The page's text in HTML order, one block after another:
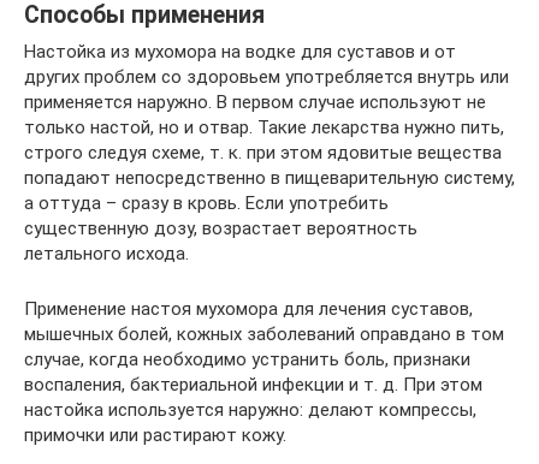
Способы применения
Настойка из мухомора на водке для суставов и от
других проблем со здоровьем употребляется внутрь или
применяется наружно. В первом случае используют не
только настой, но и отвар. Такие лекарства нужно пить,
строго следуя схеме, т. к. при этом ядовитые вещества
попадают непосредственно в пищеварительную систему,
а оттуда – сразу в кровь. Если употребить
существенную дозу, возрастает вероятность
летального исхода.
Применение настоя мухомора для лечения суставов,
мышечных болей, кожных заболеваний оправдано в том
случае, когда необходимо устранить боль, признаки
воспаления, бактериальной инфекции и т. д. При этом
настойка используется наружно: делают компрессы,
примочки или растирают кожу.